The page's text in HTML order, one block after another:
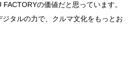
の価値だと思っています。
タルの力で、クルマ文化をもっとお